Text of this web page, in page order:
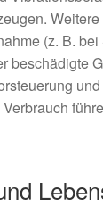
(z. B.
beschädigte